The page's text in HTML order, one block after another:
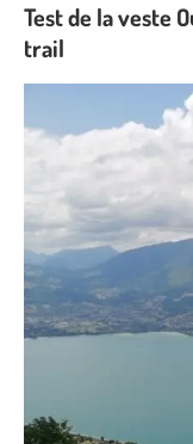
Test de la veste
trail